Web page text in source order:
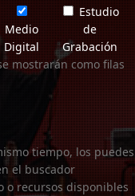
Medio
Digital
Estudio
de
Grabación
mostrarán como filas
tiempo, los puedes
el buscador
o recursos disponibles